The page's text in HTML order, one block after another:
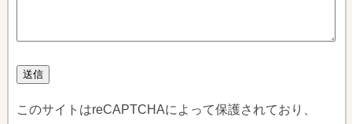
このサイトはreCAPTCHAによって保護されており、